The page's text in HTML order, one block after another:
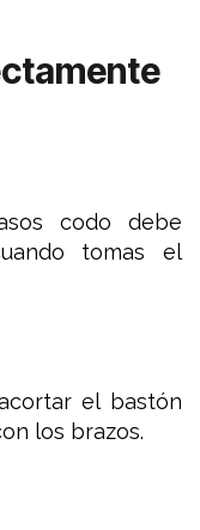
codo debe
tomas el
el bastón
los brazos.